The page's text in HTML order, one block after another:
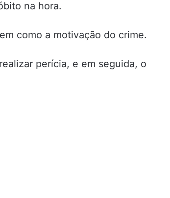
na hora.
como a motivação do crime.
perícia, e em seguida, o